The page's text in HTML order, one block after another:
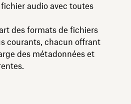
audio avec toutes
des formats de fichiers
courants, chacun offrant
des métadonnées et